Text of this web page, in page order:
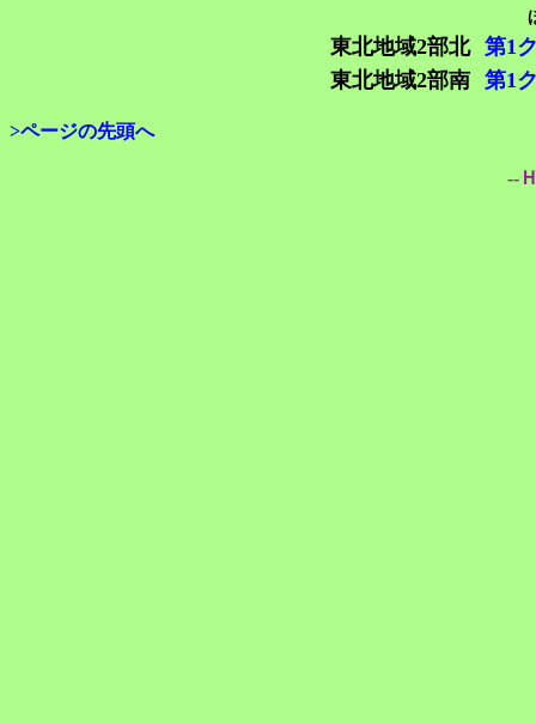
東北地域2部北
第1
東北地域2部南
第1
>ページの先頭へ
--